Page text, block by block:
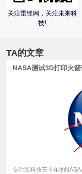
科
体
关注雷锋网，关注未来科
技!
TA的文章
NASA测试3D打印火
专注黑科技三十年的